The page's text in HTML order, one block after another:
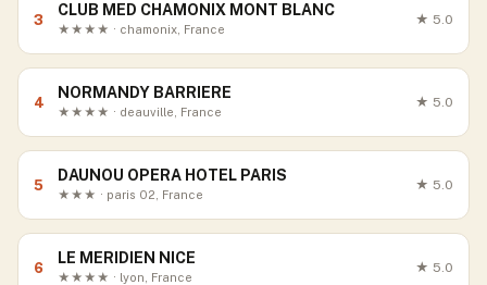
3
CLUB MED CHAMONIX MONT BLANC
★★★★ · chamonix, France
★ 5.0
4
NORMANDY BARRIERE
★★★★ · deauville, France
★ 5.0
5
DAUNOU OPERA HOTEL PARIS
★★★ · paris 02, France
★ 5.0
6
LE MERIDIEN NICE
★★★★ · lyon, France
★ 5.0